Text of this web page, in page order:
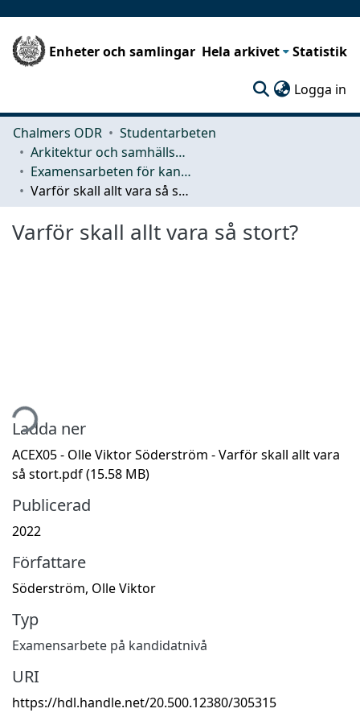
Enheter och samlingar Hela arkivet Statistik
Logga in
Chalmers ODR
Studentarbeten
Arkitektur och samhällsbyggnadsteknik (ACE)
Examensarbeten för kandidatexamen
Varför skall allt vara så stort?
Varför skall allt vara så stort?
Ladda ner
ACEX05 - Olle Viktor Söderström - Varför skall allt vara
så stort.pdf(15.58 MB)
Publicerad
2022
Författare
Söderström, Olle Viktor
Typ
Examensarbete på kandidatnivå
URI
https://hdl.handle.net/20.500.12380/305315